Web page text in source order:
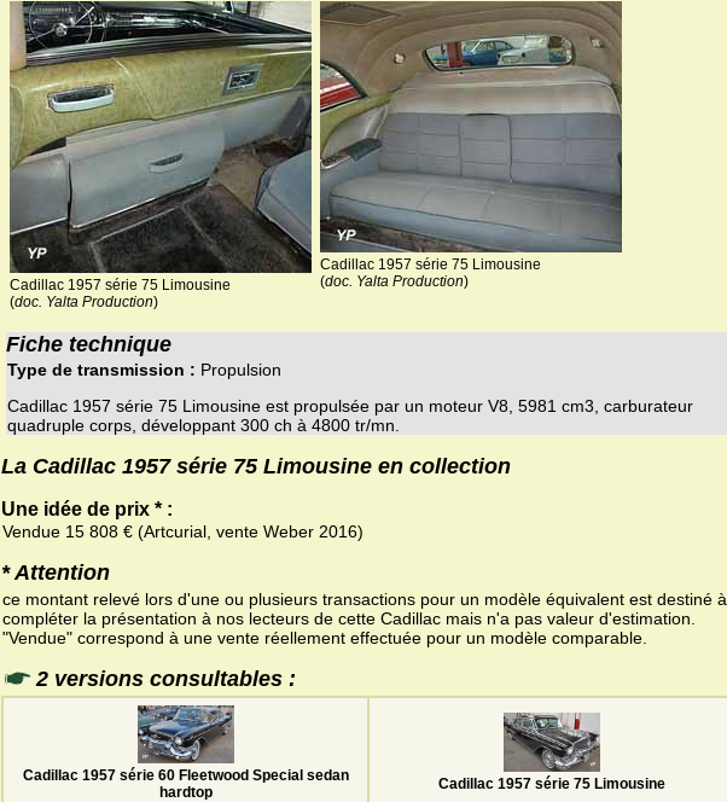
Cadillac 1957 série 75 Limousine
(doc. Yalta Production)
Cadillac 1957 série 75 Limousine
(doc. Yalta Production)
Fiche technique
Type de transmission : Propulsion
Cadillac 1957 série 75 Limousine est propulsée par un moteur V8, 5981 cm3, carburateur
quadruple corps, développant 300 ch à 4800 tr/mn.
La Cadillac 1957 série 75 Limousine en collection
Une idée de prix * :
Vendue 15 808 € (Artcurial, vente Weber 2016)
* Attention
ce montant relevé lors d'une ou plusieurs transactions pour un modèle équivalent est destiné à
compléter la présentation à nos lecteurs de cette Cadillac mais n'a pas valeur d'estimation.
"Vendue" correspond à une vente réellement effectuée pour un modèle comparable.
2 versions consultables :
Cadillac 1957 série 60 Fleetwood Special sedan
hardtop
Cadillac 1957 série 75 Limousine